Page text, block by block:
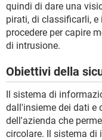
quindi di dare una
pirati, di classificarli,
procedere per capire
di intrusione.
Obiettivi della
Il sistema di
dall'insieme dei dati e
dell'azienda che
circolare. Il sistema di